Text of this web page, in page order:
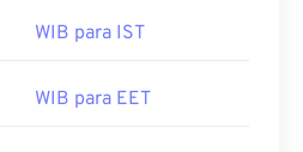
WIB para IST
WIB para EET